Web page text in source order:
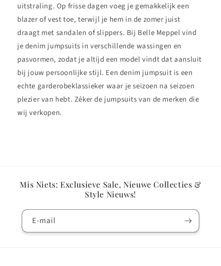
uitstraling. Op frisse dagen voeg je gemakkelijk een
blazer of vest toe, terwijl je hem in de zomer juist
draagt met sandalen of slippers. Bij Belle Meppel vind
je denim jumpsuits in verschillende wassingen en
pasvormen, zodat je altijd een model vindt dat aansluit
bij jouw persoonlijke stijl. Een denim jumpsuit is een
echte garderobeklassieker waar je seizoen na seizoen
plezier van hebt. Zéker de jumpsuits van de merken die
wij verkopen.
Mis Niets: Exclusieve Sale, Nieuwe Collecties &
Style Nieuws!
E‑mail